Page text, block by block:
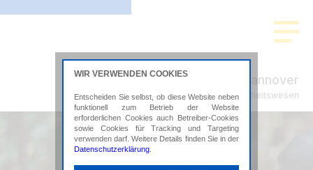
ADVISION Hannover
Steuerberatung im Gesundheitswesen
WIR VERWENDEN COOKIES
Entscheiden Sie selbst, ob diese Website neben
funktionell zum Betrieb der Website
erforderlichen Cookies auch Betreiber-Cookies
sowie Cookies für Tracking und Targeting
verwenden darf. Weitere Details finden Sie in der
Datenschutzerklärung